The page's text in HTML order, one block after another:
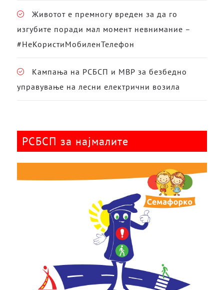
Животот е премногу вреден за да го
изгубите поради мал момент невнимание –
#НеКористиМобиленТелефон
Кампања на РСБСП и МВР за безбедно
управување на лесни електрични возила
РСБСП за најмалите